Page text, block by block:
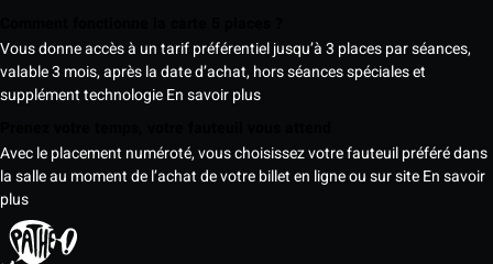
Vous donne accès à un tarif préférentiel jusqu’à 3 places par séances,
valable 3 mois, après la date d’achat, hors séances spéciales et
supplément technologieEn savoir plus
Avec le placement numéroté, vous choisissez votre fauteuil préféré dans
la salle au moment de l’achat de votre billet en ligne ou sur siteEn savoir
plus